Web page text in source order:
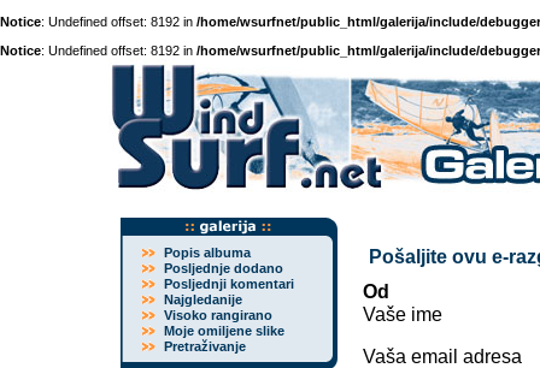
Notice: Undefined offset: 8192 in /home/wsurfnet/public_html/galerija/include/
Notice: Undefined offset: 8192 in /home/wsurfnet/public_html/galerija/include/
Popis albuma
Posljednje dodano
Posljednji komentari
Najgledanije
Visoko rangirano
Moje omiljene slike
Pretraživanje
Pošaljite ovu e-
Od
Vaše ime
Vaša email adresa